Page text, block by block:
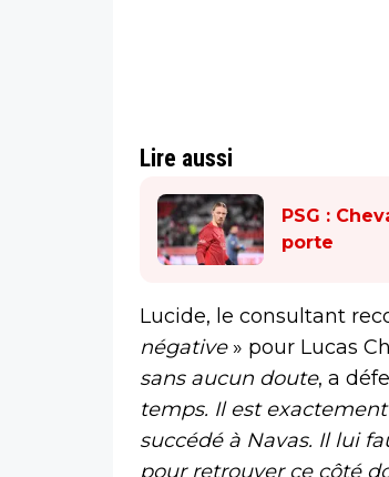
Lire aussi
PSG :
porte
Lucide, le consultant
négative» pour Lucas
sans aucun doute, a
temps. Il est
succédé à Navas. Il lui
pour retrouver ce côté